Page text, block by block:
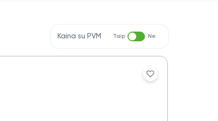
Kaina su PVM Taip Ne